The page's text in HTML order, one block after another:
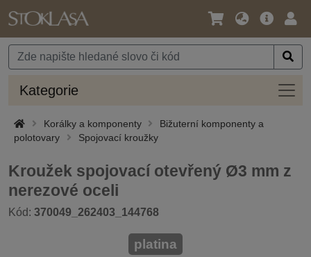
Jazyk
Měna
Hlavní
Kategorie
Korálky a komponenty
Bižuterní komponenty a
polotovary
Spojovací kroužky
Kroužek spojovací otevřený Ø3 mm z
nerezové oceli
Kód: 370049_262403_144768
platina